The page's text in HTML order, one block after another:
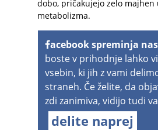
dobo, pričakujejo zelo
metabolizma.
acebook spreminja
boste v prihodnje lahko
vsebin, ki jih z vami
straneh. Če želite, da
zdi zanimiva, vidijo tudi
delite naprej